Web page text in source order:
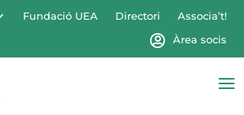
Fundació UEA Directori
Associa’t!
Àrea socis